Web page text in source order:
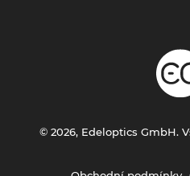
© 2026, Edeloptics GmbH.